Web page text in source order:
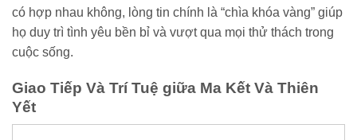
có hợp nhau không, lòng tin chính là “chìa khóa vàng” giúp
họ duy trì tình yêu bền bỉ và vượt qua mọi thử thách trong
cuộc sống.
Giao Tiếp Và Trí Tuệ giữa Ma Kết Và Thiên
Yết